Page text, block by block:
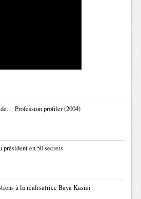
Profession profiler (2004)
président en 50 secrets
à la réalisatrice Baya Kasmi